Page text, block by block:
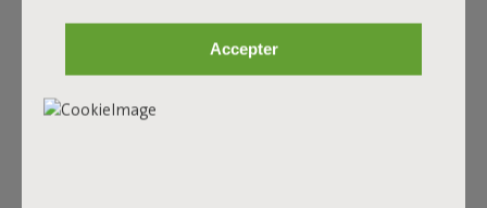
Accepter